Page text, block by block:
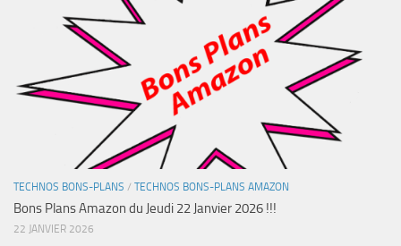
TECHNOS BONS-PLANS / TECHNOS BONS-PLANS AMAZON
Bons Plans Amazon du Jeudi 22 Janvier 2026 !!!
22 JANVIER 2026